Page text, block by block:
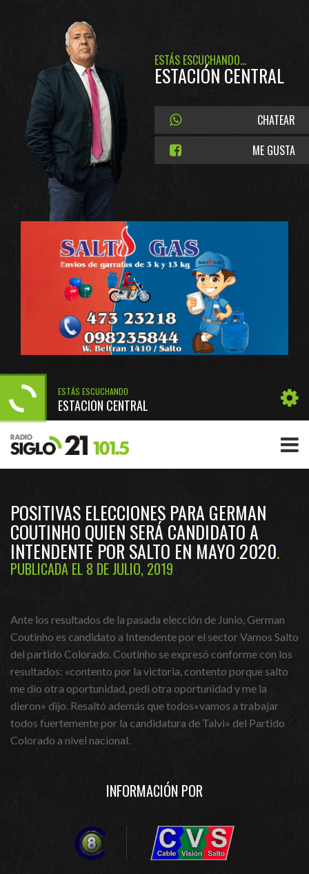
ESTÁS ESCUCHANDO...
ESTACIÓN CENTRAL
CHATEAR
ME GUSTA
ESTÁS ESCUCHANDO
ESTACIÓN CENTRAL
POSITIVAS ELECCIONES PARA GERMAN
COUTINHO QUIEN SERÁ CANDIDATO A
INTENDENTE POR SALTO EN MAYO 2020
PUBLICADA EL 8 DE JULIO, 2019
Ante los resultados de la pasada elección de Junio, German
Coutinho es candidato a Intendente por el sector Vamos Salto
del partido Colorado. Coutinho se expresó conforme con los
resultados: «contento por la victoria, contento porque salto
me dio otra oportunidad, pedi otra oportunidad y me la
dieron» dijo. Resaltó además que todos»vamos a trabajar
todos fuertemente por la candidatura de Talvi» del Partido
Colorado a nivel nacional.
INFORMACIÓN POR